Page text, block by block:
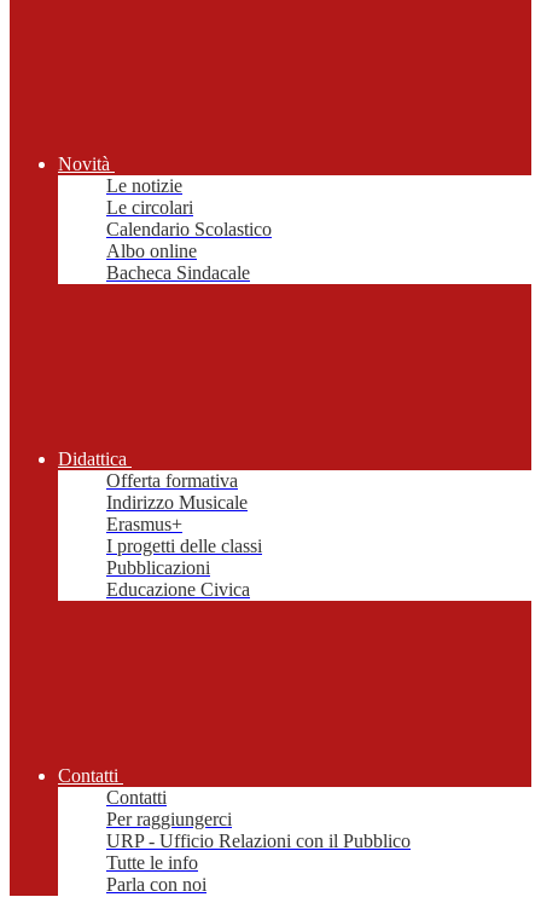
Novità
Le notizie
Le circolari
Calendario Scolastico
Albo online
Bacheca Sindacale
Didattica
Offerta formativa
Indirizzo Musicale
Erasmus+
I progetti delle classi
Pubblicazioni
Educazione Civica
Contatti
Contatti
Per raggiungerci
URP - Ufficio Relazioni con il Pubblico
Tutte le info
Parla con noi